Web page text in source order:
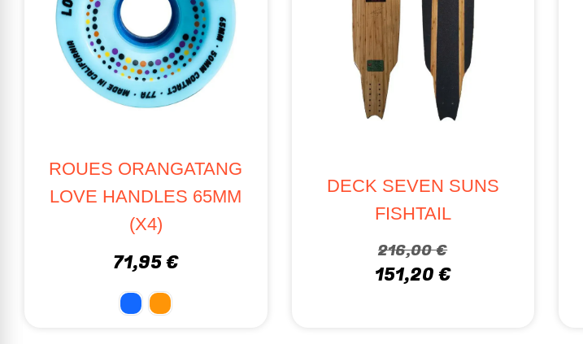
ROUES ORANGATANG
LOVE HANDLES 65MM
(X4)
71,95 €
DECK SEVEN SUNS
FISHTAIL
216,00 €
151,20 €